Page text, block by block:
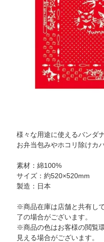
様々な用途に使えるバンダナ
お弁当包みやホコリ除けカ
素材：綿100%
サイズ：約520×520mm
製造：日本
※商品在庫は店舗と共有し
了の場合がございます。
※商品の色はお客様の閲覧
見える場合がございます。